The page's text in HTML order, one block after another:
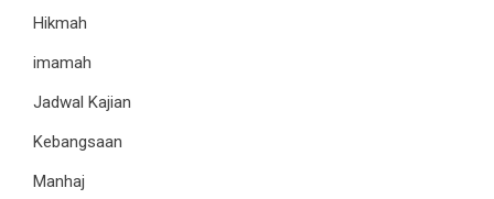
Hikmah
imamah
Jadwal Kajian
Kebangsaan
Manhaj